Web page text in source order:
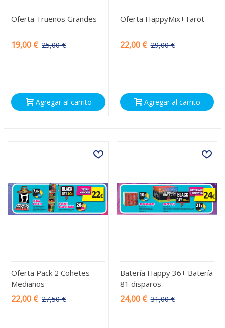
Oferta Truenos Grandes
19,00 € 25,00 €
Agregar al carrito
Oferta HappyMix+Tarot
22,00 € 29,00 €
Agregar al carrito
Oferta Pack 2 Cohetes
Medianos
22,00 € 27,50 €
Batería Happy 36+ Batería
81 disparos
24,00 € 31,00 €